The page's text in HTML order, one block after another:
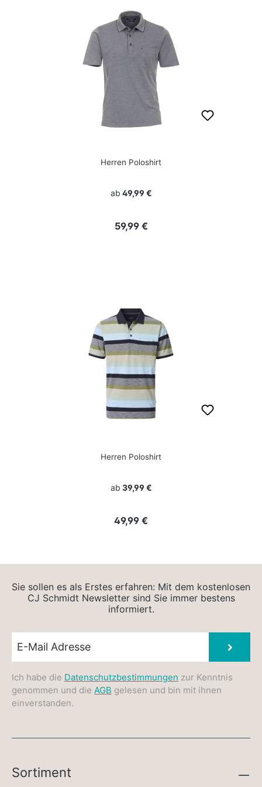
Herren Poloshirt
ab 49,99 €
Regulärer Preis:
59,99 €
Herren Poloshirt
ab 39,99 €
Regulärer Preis:
49,99 €
Sie sollen es als Erstes erfahren: Mit dem kostenlosen
CJ Schmidt Newsletter sind Sie immer bestens
informiert.
Ich habe die Datenschutzbestimmungen zur Kenntnis
genommen und die AGB gelesen und bin mit ihnen
einverstanden.
Sortiment